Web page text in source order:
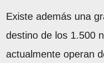
Existe además una
destino de los 1.500
actualmente operan